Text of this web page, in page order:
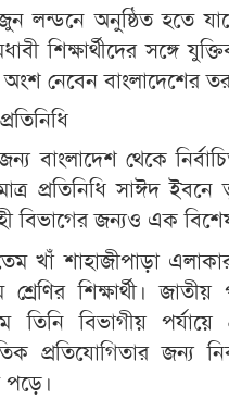
অনুষ্ঠিত হতে
শিক্ষার্থীদের সঙ্গে
নেবেন বাংলাদেশের
বাংলাদেশ থেকে
প্রতিনিধি সাঈদ
বিভাগের জন্যও এক
খাঁ শাহাজীপাড়া
শিক্ষার্থী। জাতীয়
তিনি বিভাগীয়
প্রতিযোগিতার জন্য
পড়ে।